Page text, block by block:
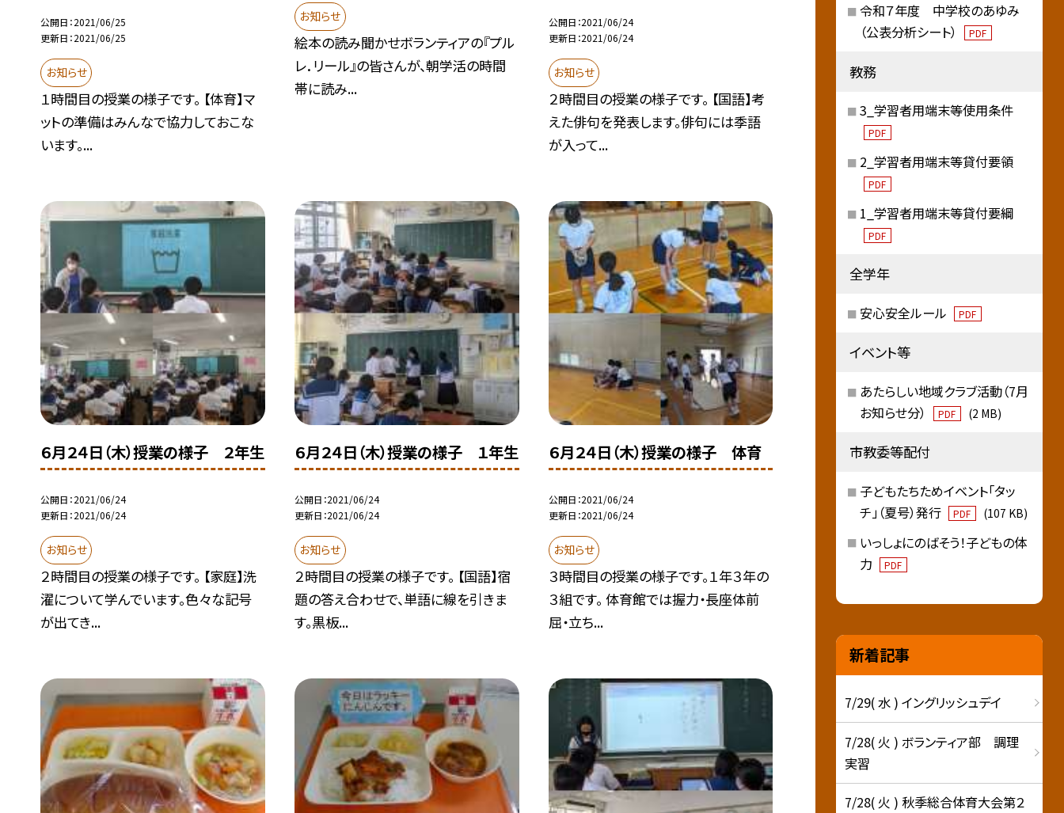
公開日 2021/06/25
更新日 2021/06/25
お知らせ
１時間目の授業の様子です。 【体育】マ
ットの準備はみんなで協力しておこな
います。...
お知らせ
絵本の読み聞かせボランティアの『プル
レ．リール』の皆さんが、朝学活の時間
帯に読み...
公開日 2021/06/24
更新日 2021/06/24
お知らせ
２時間目の授業の様子です。 【国語】考
えた俳句を発表します。俳句には季語
が入って...
６月２４日（木）授業の様子 ２年生
公開日 2021/06/24
更新日 2021/06/24
お知らせ
２時間目の授業の様子です。 【家庭】洗
濯について学んでいます。色々な記号
が出てき...
６月２４日（木）授業の様子 １年生
公開日 2021/06/24
更新日 2021/06/24
お知らせ
２時間目の授業の様子です。 【国語】宿
題の答え合わせで、単語に線を引きま
す。黒板...
６月２４日（木）授業の様子 体育
公開日 2021/06/24
更新日 2021/06/24
お知らせ
３時間目の授業の様子です。１年３年の
３組です。 体育館では握力・長座体前
屈・立ち...
令和７年度 中学校のあゆみ
（公表分析シート）
PDF
教務
3_学習者用端末等使用条件
PDF
2_学習者用端末等貸付要領
PDF
1_学習者用端末等貸付要綱
PDF
全学年
安心安全ルール PDF
イベント等
あたらしい地域クラブ活動（7月
お知らせ分）
PDF (2 MB)
市教委等配付
子どもたちためイベント「タッ
チ」（夏号）発行
PDF (107 KB)
いっしょにのばそう！子どもの体
力
PDF
新着記事
7/29( 水 ) イングリッシュデイ
7/28( 火 ) ボランティア部 調理
実習
7/28( 火 ) 秋季総合体育大会第２